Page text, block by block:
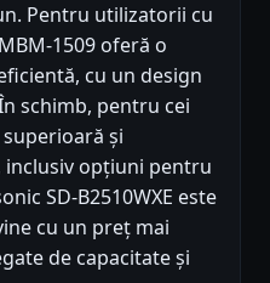
Pentru utilizatorii cu
1509 oferă o
cu un design
schimb, pentru cei
și
opțiuni pentru
SD-B2510WXE este
cu un preț mai
de capacitate și